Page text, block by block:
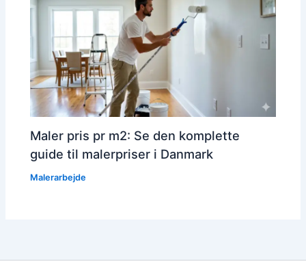
Maler pris pr m2: Se den komplette
guide til malerpriser i Danmark
Malerarbejde